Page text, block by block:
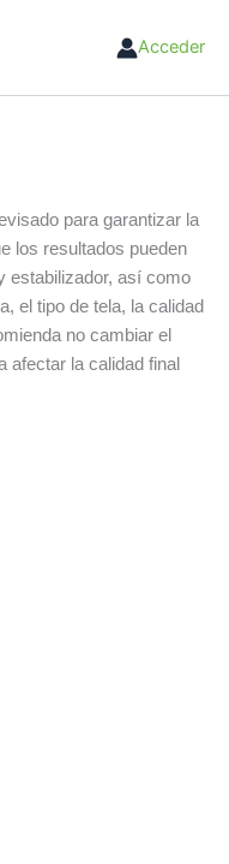
Acceder
para garantizar la
los resultados pueden
estabilizador, así como
el tipo de tela, la calidad
no cambiar el
afectar la calidad final